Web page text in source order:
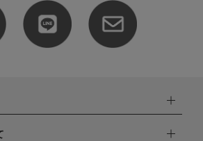
お選びいただけます。